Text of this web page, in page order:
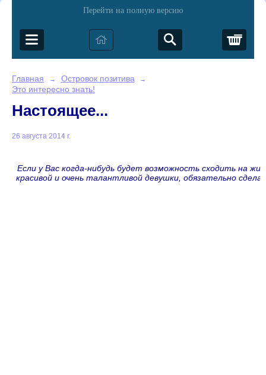
Перейти на полную версию
Главная → Островок позитива →
Это интересно знать!
Настоящее...
26 августа 2014 г.
Если у Вас когда-нибудь будет возможность сходить на
красивой и очень талантливой девушки, обязательно